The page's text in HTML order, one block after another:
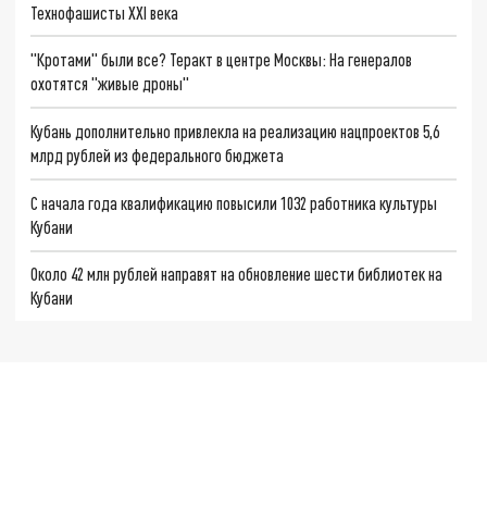
Технофашисты XXI века
"Кротами" были все? Теракт в центре Москвы: На генералов
охотятся "живые дроны"
Кубань дополнительно привлекла на реализацию нацпроектов 5,6
млрд рублей из федерального бюджета
С начала года квалификацию повысили 1032 работника культуры
Кубани
Около 42 млн рублей направят на обновление шести библиотек на
Кубани